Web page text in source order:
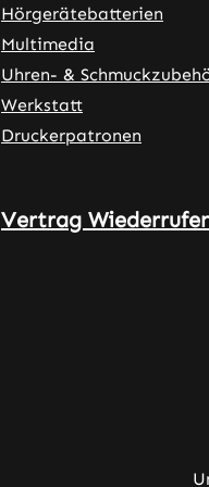
Hörgerätebatterien
Multimedia
Uhren- &
Werkstatt
Druckerpatronen
Vertrag